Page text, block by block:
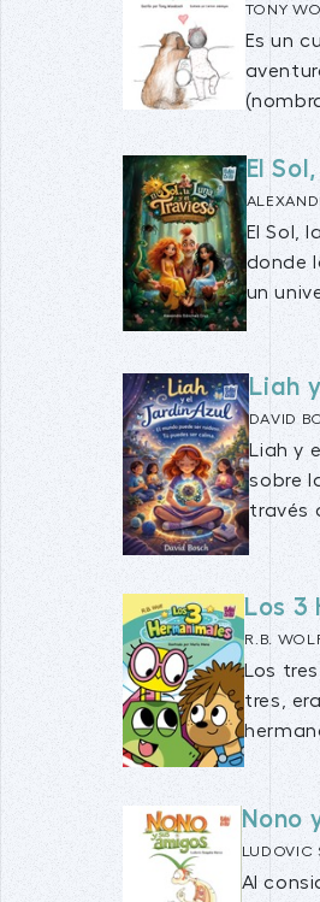
TONY
Es un
El
El Sol,
donde
un
Liah
DAVID
Liah y
sobre
través
Los 3
R.B.
Los
tres,
Nono
LUDOVIC
Al